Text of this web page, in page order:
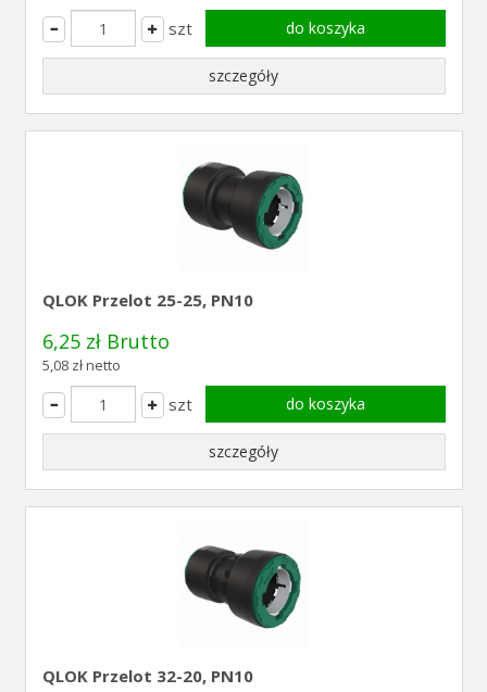
szt do koszyka
szczegóły
QLOK Przelot 25-25, PN10
6,25 zł Brutto
5,08 zł netto
szt do koszyka
szczegóły
QLOK Przelot 32-20, PN10